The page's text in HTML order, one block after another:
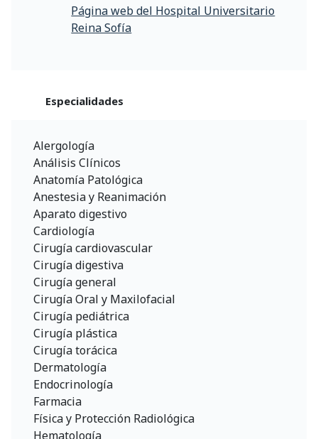
Página web del Hospital Universitario
Reina Sofía
Especialidades
Alergología
Análisis Clínicos
Anatomía Patológica
Anestesia y Reanimación
Aparato digestivo
Cardiología
Cirugía cardiovascular
Cirugía digestiva
Cirugía general
Cirugía Oral y Maxilofacial
Cirugía pediátrica
Cirugía plástica
Cirugía torácica
Dermatología
Endocrinología
Farmacia
Física y Protección Radiológica
Hematología